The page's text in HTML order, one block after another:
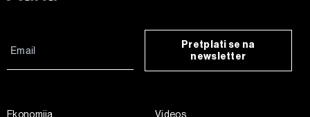
Pretplati se na
newsletter
Ekonomija
Videos